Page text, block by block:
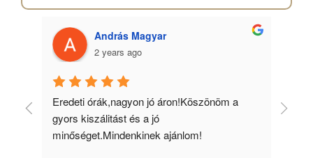
András Magyar
2 years ago
Eredeti órák,nagyon jó áron!Köszönöm a
gyors kiszálitást és a jó
minőséget.Mindenkinek ajánlom!